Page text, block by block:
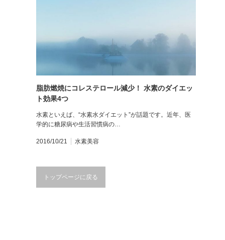
脂肪燃焼にコレステロール減少！ 水素のダイエッ
ト効果4つ
水素といえば、“水素水ダイエット”が話題です。近年、医
学的に糖尿病や生活習慣病の…
2016/10/21 水素美容
トップページに戻る